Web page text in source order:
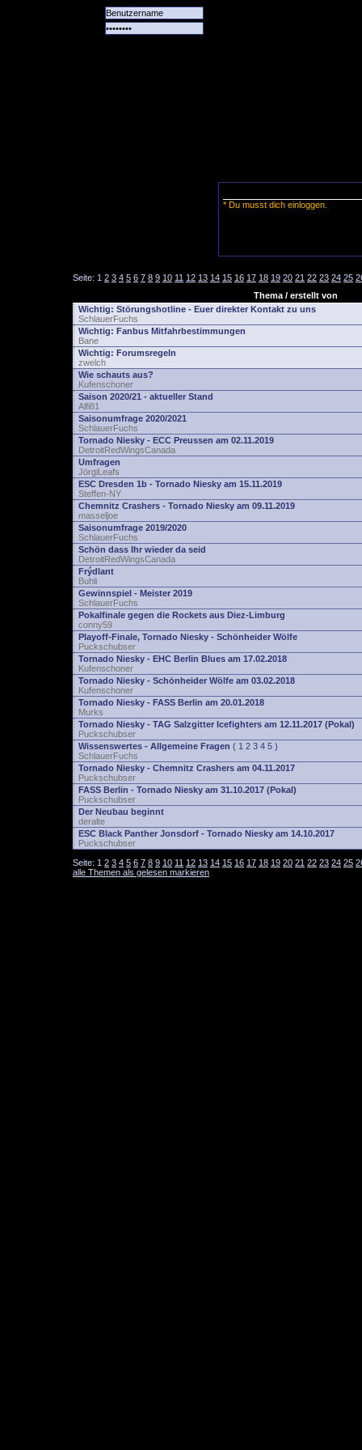
* Du musst dich einloggen.
Seite: 1 2 3 4 5 6 7 8 9 10 11 12 13 14 15 16 17 18 19 20 21 22 23 24 25
Thema / erstellt von
Wichtig: Störungshotline - Euer direkter Kontakt zu uns
SchlauerFuchs
Wichtig: Fanbus Mitfahrbestimmungen
Bane
Wichtig: Forumsregeln
zwelch
Wie schauts aus?
Kufenschoner
Saison 2020/21 - aktueller Stand
Alfi81
Saisonumfrage 2020/2021
SchlauerFuchs
Tornado Niesky - ECC Preussen am 02.11.2019
DetroitRedWingsCanada
Umfragen
JörgiLeafs
ESC Dresden 1b - Tornado Niesky am 15.11.2019
Steffen-NY
Chemnitz Crashers - Tornado Niesky am 09.11.2019
masseljoe
Saisonumfrage 2019/2020
SchlauerFuchs
Schön dass Ihr wieder da seid
DetroitRedWingsCanada
Frýdlant
Buhli
Gewinnspiel - Meister 2019
SchlauerFuchs
Pokalfinale gegen die Rockets aus Diez-Limburg
conny59
Playoff-Finale, Tornado Niesky - Schönheider Wölfe
Puckschubser
Tornado Niesky - EHC Berlin Blues am 17.02.2018
Kufenschoner
Tornado Niesky - Schönheider Wölfe am 03.02.2018
Kufenschoner
Tornado Niesky - FASS Berlin am 20.01.2018
Murks
Tornado Niesky - TAG Salzgitter Icefighters am 12.11.2017 (Pokal)
Puckschubser
Wissenswertes - Allgemeine Fragen ( 1 2 3 4 5 )
SchlauerFuchs
Tornado Niesky - Chemnitz Crashers am 04.11.2017
Puckschubser
FASS Berlin - Tornado Niesky am 31.10.2017 (Pokal)
Puckschubser
Der Neubau beginnt
deralte
ESC Black Panther Jonsdorf - Tornado Niesky am 14.10.2017
Puckschubser
Seite: 1 2 3 4 5 6 7 8 9 10 11 12 13 14 15 16 17 18 19 20 21 22 23 24 25
alle Themen als gelesen markieren